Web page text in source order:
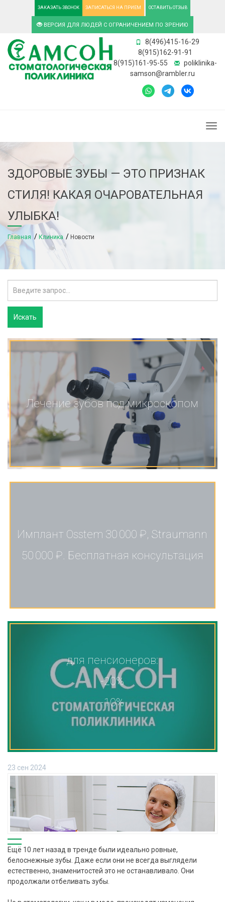
ЗАКАЗАТЬ ЗВОНОК ЗАПИСАТЬСЯ НА ПРИЕМ ОСТАВИТЬ ОТЗЫВ
ВЕРСИЯ ДЛЯ ЛЮДЕЙ С ОГРАНИЧЕНИЕМ ПО ЗРЕНИЮ
8(496)415-16-29
8(915)162-91-91
8(915)161-95-55
poliklinika-
samson@rambler.ru
ЗДОРОВЫЕ ЗУБЫ — ЭТО ПРИЗНАК
СТИЛЯ! КАКАЯ ОЧАРОВАТЕЛЬНАЯ
УЛЫБКА!
Главная Клиника Новости
Лечение зубов под микроскопом
Имплант Osstem 30 000 ₽, Straumann
50 000 ₽. Бесплатная консультация
для пенсионеров:
-20%
-10%
23 сен 2024
Ещё 10 лет назад в тренде были идеально ровные,
белоснежные зубы. Даже если они не всегда выглядели
естественно, знаменитостей это не останавливало. Они
продолжали отбеливать зубы.